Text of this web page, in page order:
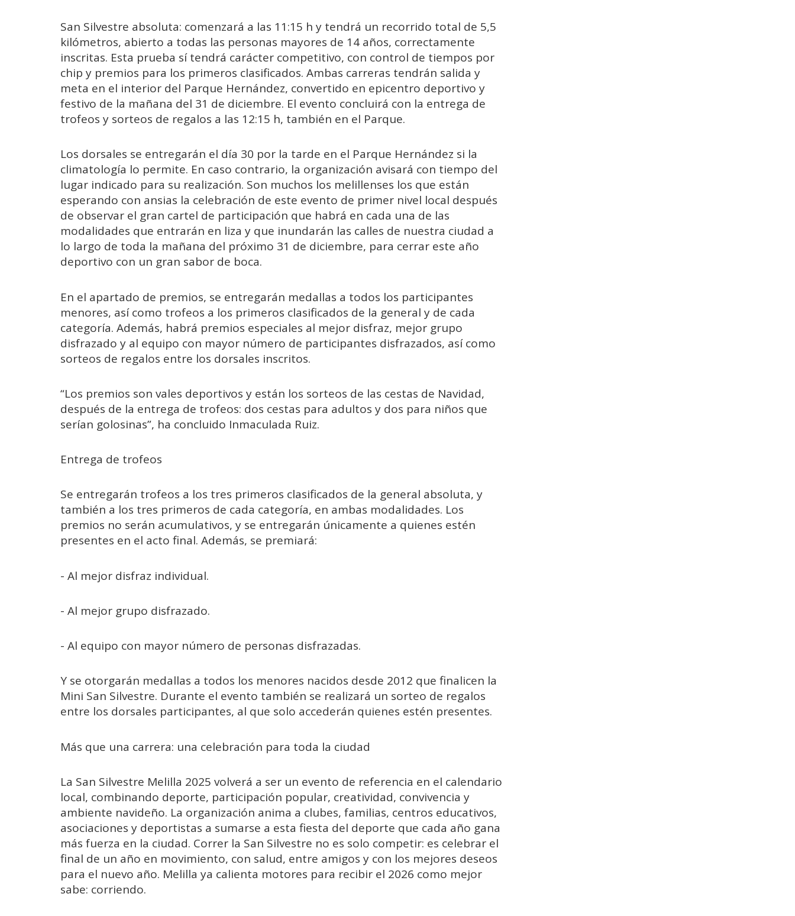
San Silvestre absoluta: comenzará a las 11:15 h y tendrá un recorrido total de 5,5
kilómetros, abierto a todas las personas mayores de 14 años, correctamente
inscritas. Esta prueba sí tendrá carácter competitivo, con control de tiempos por
chip y premios para los primeros clasificados. Ambas carreras tendrán salida y
meta en el interior del Parque Hernández, convertido en epicentro deportivo y
festivo de la mañana del 31 de diciembre. El evento concluirá con la entrega de
trofeos y sorteos de regalos a las 12:15 h, también en el Parque.
Los dorsales se entregarán el día 30 por la tarde en el Parque Hernández si la
climatología lo permite. En caso contrario, la organización avisará con tiempo del
lugar indicado para su realización. Son muchos los melillenses los que están
esperando con ansias la celebración de este evento de primer nivel local después
de observar el gran cartel de participación que habrá en cada una de las
modalidades que entrarán en liza y que inundarán las calles de nuestra ciudad a
lo largo de toda la mañana del próximo 31 de diciembre, para cerrar este año
deportivo con un gran sabor de boca.
En el apartado de premios, se entregarán medallas a todos los participantes
menores, así como trofeos a los primeros clasificados de la general y de cada
categoría. Además, habrá premios especiales al mejor disfraz, mejor grupo
disfrazado y al equipo con mayor número de participantes disfrazados, así como
sorteos de regalos entre los dorsales inscritos.
“Los premios son vales deportivos y están los sorteos de las cestas de Navidad,
después de la entrega de trofeos: dos cestas para adultos y dos para niños que
serían golosinas”, ha concluido Inmaculada Ruiz.
Entrega de trofeos
Se entregarán trofeos a los tres primeros clasificados de la general absoluta, y
también a los tres primeros de cada categoría, en ambas modalidades. Los
premios no serán acumulativos, y se entregarán únicamente a quienes estén
presentes en el acto final. Además, se premiará:
- Al mejor disfraz individual.
- Al mejor grupo disfrazado.
- Al equipo con mayor número de personas disfrazadas.
Y se otorgarán medallas a todos los menores nacidos desde 2012 que finalicen la
Mini San Silvestre. Durante el evento también se realizará un sorteo de regalos
entre los dorsales participantes, al que solo accederán quienes estén presentes.
Más que una carrera: una celebración para toda la ciudad
La San Silvestre Melilla 2025 volverá a ser un evento de referencia en el calendario
local, combinando deporte, participación popular, creatividad, convivencia y
ambiente navideño. La organización anima a clubes, familias, centros educativos,
asociaciones y deportistas a sumarse a esta fiesta del deporte que cada año gana
más fuerza en la ciudad. Correr la San Silvestre no es solo competir: es celebrar el
final de un año en movimiento, con salud, entre amigos y con los mejores deseos
para el nuevo año. Melilla ya calienta motores para recibir el 2026 como mejor
sabe: corriendo.